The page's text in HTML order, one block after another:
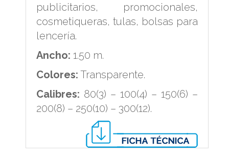
publicitarios, promocionales,
cosmetiqueras, tulas, bolsas para
lencería.
Ancho: 1.50 m.
Colores: Transparente.
Calibres: 80(3) – 100(4) – 150(6) –
200(8) – 250(10) – 300(12).